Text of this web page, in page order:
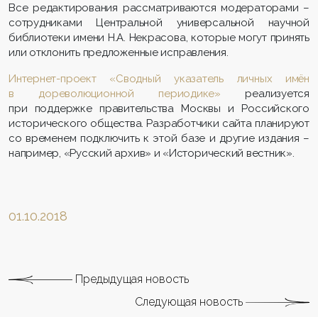
Все редактирования рассматриваются модераторами –
сотрудниками Центральной универсальной научной
библиотеки имени Н.А. Некрасова, которые могут принять
или отклонить предложенные исправления.
Интернет-проект «Сводный указатель личных имён
в дореволюционной периодике» реализуется
при поддержке правительства Москвы и Российского
исторического общества. Разработчики сайта планируют
со временем подключить к этой базе и другие издания –
например, «Русский архив» и «Исторический вестник».
01.10.2018
Предыдущая новость
Следующая новость